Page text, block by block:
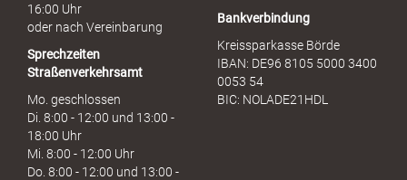
16:00 Uhr
oder nach Vereinbarung
Sprechzeiten
Straßenverkehrsamt
Mo. geschlossen
Di. 8:00 - 12:00 und 13:00 -
18:00 Uhr
Mi. 8:00 - 12:00 Uhr
Do. 8:00 - 12:00 und 13:00 -
Bankverbindung
Kreissparkasse Börde
IBAN: DE96 8105 5000 3400
0053 54
BIC: NOLADE21HDL